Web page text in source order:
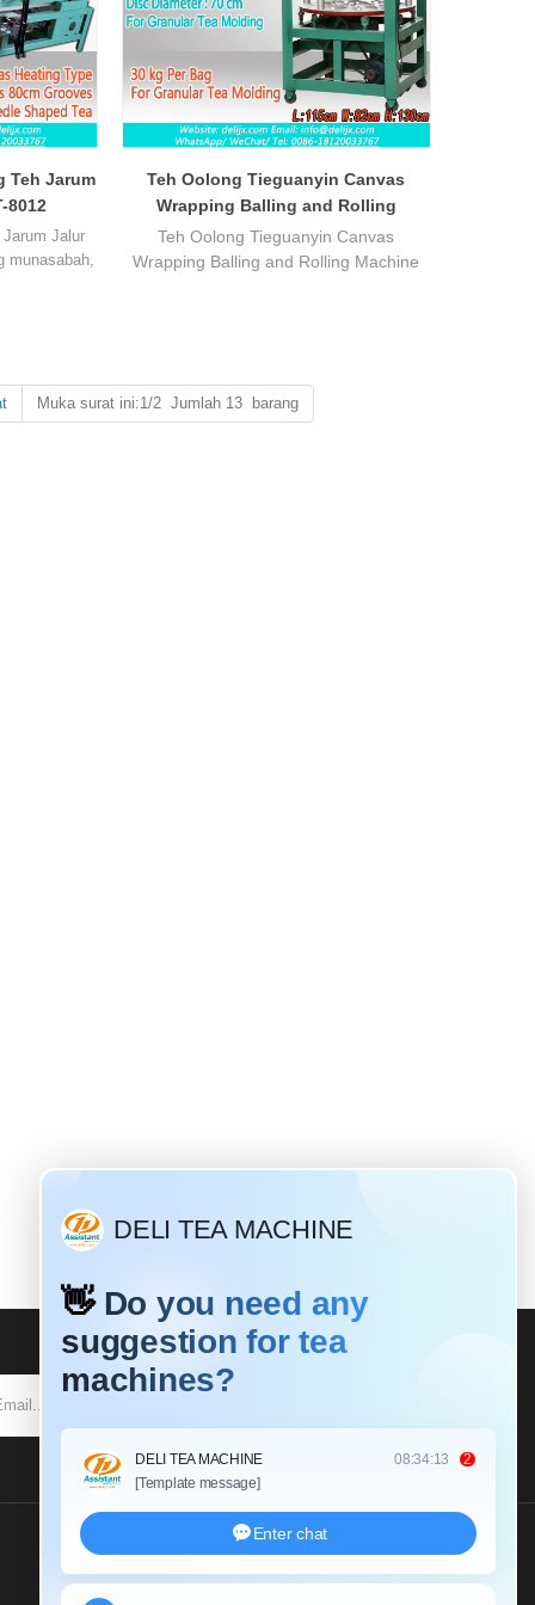
Teh Jarum
8012
Jalur
munasabah,
jalur.
Teh Oolong Tieguanyin Canvas
Wrapping Balling and Rolling
Machine DL-6CBRP-70
Teh Oolong Tieguanyin Canvas
Wrapping Balling and Rolling Machine
Muka surat ini:1/2 Jumlah 13 barang
Send Us An Inquiry